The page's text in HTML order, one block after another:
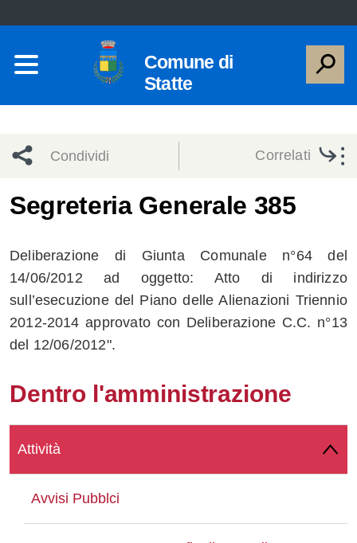
Comune di
Statte
Condividi
network
Condividi
Condividi
Facebook
su
Twitter
Condividi
su
Condividi
Whatsapp
Correlati
Segreteria Generale 385
Deliberazione di Giunta Comunale n°64 del
14/06/2012 ad oggetto: Atto di indirizzo
sull’esecuzione del Piano delle Alienazioni Triennio
2012-2014 approvato con Deliberazione C.C. n°13
del 12/06/2012".
Dentro l'amministrazione
Attività
Avvisi Pubblci